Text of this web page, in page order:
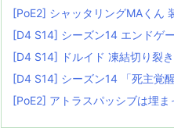
[PoE2] シャッタリングMAくん
[D4 S14] シーズン14 エンドゲ
[D4 S14] ドルイド 凍結切り裂
[D4 S14] シーズン14 「死主覚
[PoE2] アトラスパッシブは埋ま